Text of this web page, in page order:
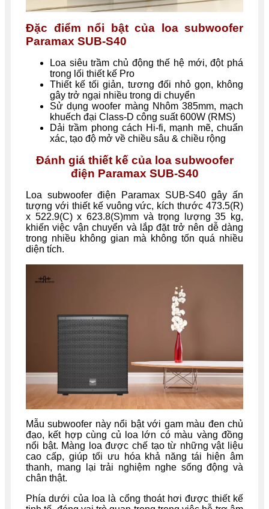
Đặc điểm nổi bật của loa subwoofer
Paramax SUB-S40
Loa siêu trầm chủ động thế hệ mới, đột phá
trong lối thiết kế Pro
Thiết kế tối giản, tương đối nhỏ gọn, không
gây trở ngại nhiều trong di chuyển
Sử dụng woofer màng Nhôm 385mm, mạch
khuếch đại Class-D công suất 600W (RMS)
Dải trầm phong cách Hi-fi, mạnh mẽ, chuẩn
xác, tạo độ mở về chiều sâu & chiều rộng
Đánh giá thiết kế của loa subwoofer
điện Paramax SUB-S40
Loa subwoofer điện Paramax SUB-S40 gây ấn
tượng với thiết kế vuông vức, kích thước 473.5(R)
x 522.9(C) x 623.8(S)mm và trọng lượng 35 kg,
khiến việc vận chuyển và lắp đặt trở nên dễ dàng
trong nhiều không gian mà không tốn quá nhiều
diện tích.
Mẫu subwoofer này nổi bật với gam màu đen chủ
đạo, kết hợp cùng củ loa lớn có màu vàng đồng
nổi bật. Màng loa được chế tạo từ những vật liệu
cao cấp, giúp tối ưu hóa khả năng tái hiện âm
thanh, mang lại trải nghiệm nghe sống động và
chân thật.
Phía dưới của loa là cổng thoát hơi được thiết kế